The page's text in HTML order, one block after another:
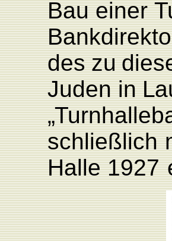
Bau einerT
des zu
Juden in L
„T
schließlich
Halle1927